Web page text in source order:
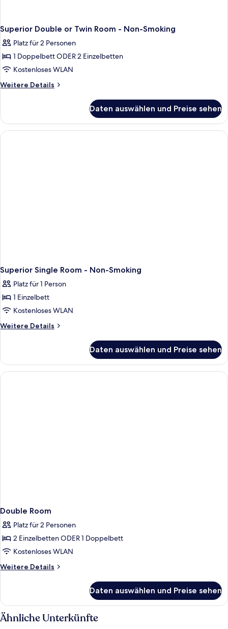
Superior Double or Twin Room - Non-Smoking
Platz für 2 Personen
1 Doppelbett ODER 2 Einzelbetten
Kostenloses WLAN
Weitere Details
Weitere
Double
or
Twin
Daten auswählen und Preise sehen
Superior Single Room - Non-Smoking
Platz für 1 Person
1 Einzelbett
Kostenloses WLAN
Weitere Details
Weitere
Single
Room
-
Daten auswählen und Preise sehen
Double Room
Platz für 2 Personen
2 Einzelbetten ODER 1 Doppelbett
Kostenloses WLAN
Weitere Details
Weitere
Room
Daten auswählen und Preise sehen
Ähnliche Unterkünfte